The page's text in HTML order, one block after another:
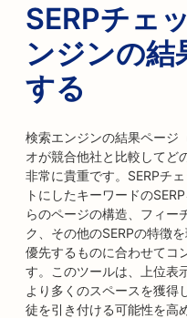
SERPチェ
ンジンの結
する
検索エンジンの結果ページ
オが競合他社と比較してど
非常に貴重です。SERPチ
トにしたキーワードの
らのページの構造、フィー
ク、その他のSERPの特徴
優先するものに合わせてコ
す。このツールは、上位表
より多くのスペースを獲得
徒を引き付ける可能性を高